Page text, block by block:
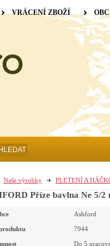
Naše výrobky PLETENÍ A
Příze bavlna Ne 5/
Ashford
7944
Do 5
VRÁCENÍ ZBOŽÍ
HLEDAT